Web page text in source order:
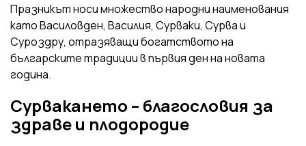
Празникът носи множество народни наименования
като Василовден, Василия, Сурваки, Сурва и
Суроздру, отразяващи богатството на
българските традиции в първия ден на новата
година.
Сурвакането – благословия за
здраве и плодородие